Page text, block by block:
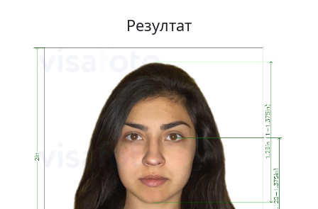
Резултат